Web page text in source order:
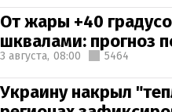
От жары +40
шквалами: прогноз
3 августа, 08:00 5464
Украину накрыл